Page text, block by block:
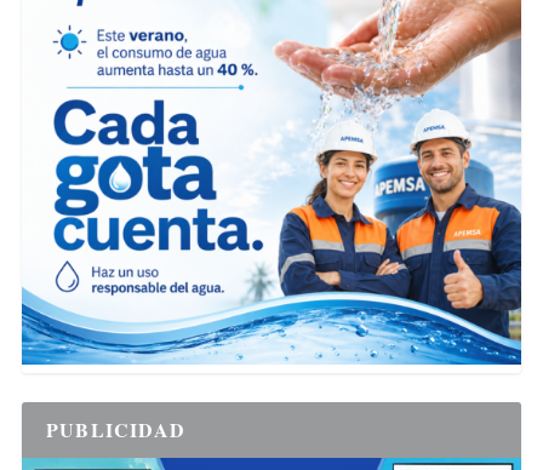
PUBLICIDAD